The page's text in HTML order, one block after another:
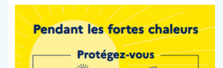
Interlude Santéet l’hébergeur ne pourront être tenus
responsables en cas de dysfonctionnement du
réseau Internet, des lignes téléphoniques ou du
matériel informatique et de téléphonie lié notamment
à l’encombrement du réseau empêchant l’accès au